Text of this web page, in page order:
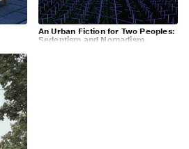
An Urban Fiction for Two Peoples:
Sedentism and Nomadism,